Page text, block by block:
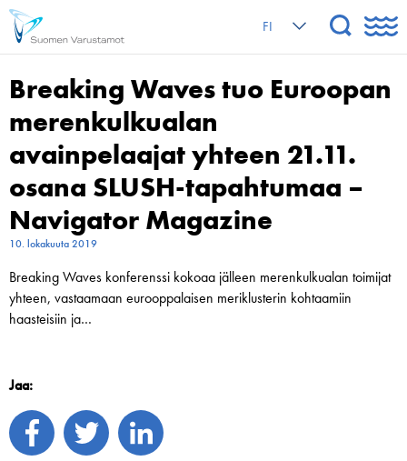
FI
Breaking Waves tuo Euroopan
merenkulkualan
avainpelaajat yhteen 21.11.
osana SLUSH-tapahtumaa –
Navigator Magazine
10. lokakuuta 2019
Breaking Waves konferenssi kokoaa jälleen merenkulkualan toimijat
yhteen, vastaamaan eurooppalaisen meriklusterin kohtaamiin
haasteisiin ja…
Jaa: